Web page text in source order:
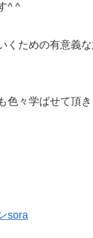
^ ^
くための有意義
色々学ばせて頂
sora